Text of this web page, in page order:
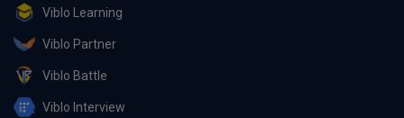
Viblo Learning
Viblo Partner
Viblo Battle
Viblo Interview